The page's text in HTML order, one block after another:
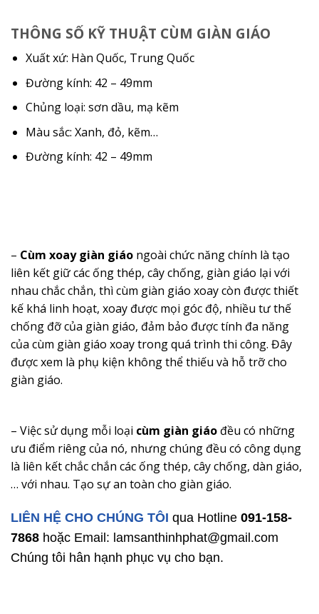
THÔNG SỐ KỸ THUẬT CÙM GIÀN GIÁO
Xuất xứ: Hàn Quốc, Trung Quốc
Đường kính: 42 – 49mm
Chủng loại: sơn dầu, mạ kẽm
Màu sắc: Xanh, đỏ, kẽm…
Đường kính: 42 – 49mm
– Cùm xoay giàn giáo ngoài chức năng chính là tạo
liên kết giữ các ống thép, cây chống, giàn giáo lại với
nhau chắc chắn, thì cùm giàn giáo xoay còn được thiết
kế khá linh hoạt, xoay được mọi góc độ, nhiều tư thế
chống đỡ của giàn giáo, đảm bảo được tính đa năng
của cùm giàn giáo xoay trong quá trình thi công. Đây
được xem là phụ kiện không thể thiếu và hỗ trỡ cho
giàn giáo.
– Việc sử dụng mỗi loại cùm giàn giáo đều có những
ưu điểm riêng của nó, nhưng chúng đều có công dụng
là liên kết chắc chắn các ống thép, cây chống, dàn giáo,
… với nhau. Tạo sự an toàn cho giàn giáo.
LIÊN HỆ CHO CHÚNG TÔI qua Hotline 091-158-
7868 hoặc Email: lamsanthinhphat@gmail.com
Chúng tôi hân hạnh phục vụ cho bạn.